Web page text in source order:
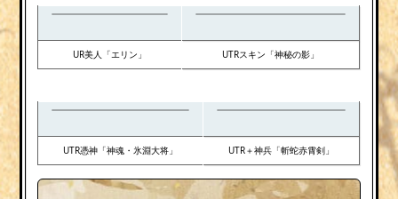
UR美人「エリン」 UTRスキン「神秘の影」
UTR憑神「神魂・氷淵大将」 UTR＋神兵「斬蛇赤霄剣」